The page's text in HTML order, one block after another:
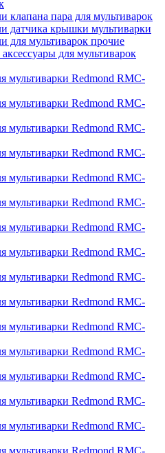
клапана пара для мультиварок
датчика крышки мультиварки
для мультиварок прочие
для мультиварок
мультиварки Redmond RMC-
мультиварки Redmond RMC-
мультиварки Redmond RMC-
мультиварки Redmond RMC-
мультиварки Redmond RMC-
мультиварки Redmond RMC-
мультиварки Redmond RMC-
мультиварки Redmond RMC-
мультиварки Redmond RMC-
мультиварки Redmond RMC-
мультиварки Redmond RMC-
мультиварки Redmond RMC-
мультиварки Redmond RMC-
мультиварки Redmond RMC-
мультиварки Redmond RMC-
мультиварки Redmond RMC-